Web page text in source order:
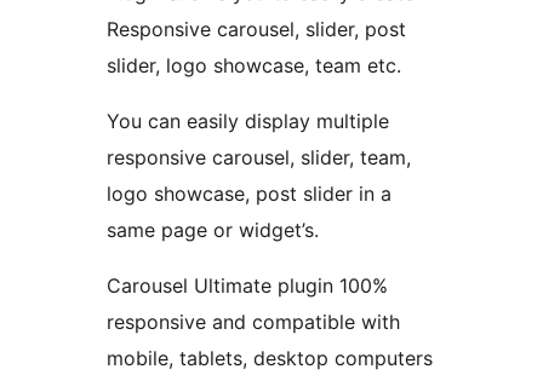
Responsive carousel, slider, post
slider, logo showcase, team etc.
You can easily display multiple
responsive carousel, slider, team,
logo showcase, post slider in a
same page or widget’s.
Carousel Ultimate plugin 100%
responsive and compatible with
mobile, tablets, desktop computers